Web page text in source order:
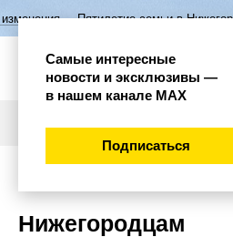
семьи в Нижегородской области
Нижегородцам
Самые интересные
новости и эксклюзивы —
в нашем канале МАХ
Подписаться